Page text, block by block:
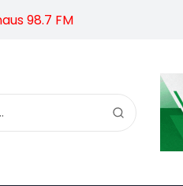
98.7 FM